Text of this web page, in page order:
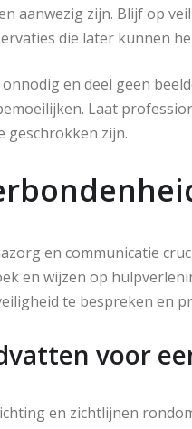
aanwezig zijn. Blijf op
die later kunnen
onnodig en deel geen
Laat
geschrokken zijn.
en communicatie
en wijzen op
te bespreken en
voor
en zichtlijnen